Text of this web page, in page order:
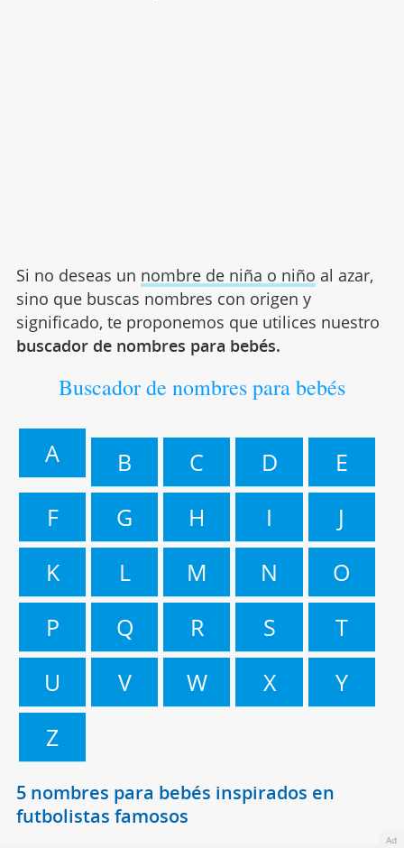
Si no deseas un nombre de niña o niño al azar,
sino que buscas nombres con origen y
significado, te proponemos que utilices nuestro
buscador de nombres para bebés.
Buscador de nombres para bebés
A B C D
E
F
G H I
J
K
L M N
O
P
Q R S
T
U
V W X
Y
Z
5 nombres para bebés inspirados en
futbolistas famosos
Ad